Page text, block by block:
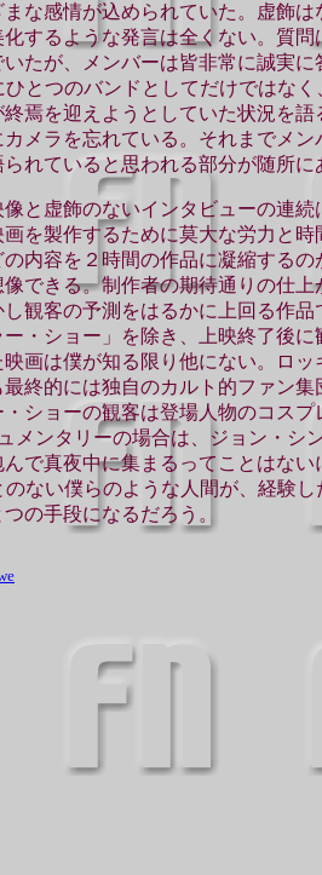
な感情が込められていた。虚飾は
するような発言は全くない。質問
たが、メンバーは皆非常に誠実に
とつのバンドとしてだけではな
焉を迎えようとしていた状況を語
メラを忘れている。それまでメン
れていると思われる部分が随所に
と虚飾のないインタビューの連続
を製作するために莫大な労力と時
内容を２時間の作品に凝縮するの
できる。制作者の期待通りの仕上
観客の予測をはるかに上回る作品
・ショー」を除き、上映終了後に
画は僕が知る限り他にない。ロッ
終的には独自のカルト的ファン集
ショーの観客は登場人物のコスプ
メンタリーの場合は、ジョン・シ
で真夜中に集まるってことはない
ない僕らのような人間が、経験
の手段になるだろう。